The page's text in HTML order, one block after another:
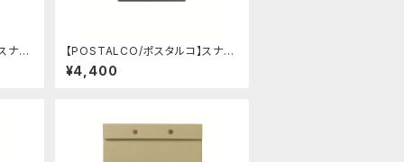
ナッ
【POSTALCO/ポスタルコ】スナッ
プパッド SQ A5 (Ash Gray)
¥4,400